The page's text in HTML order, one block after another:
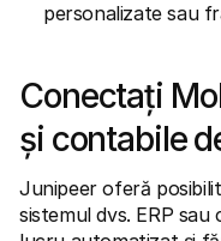
personalizate sau
Conectați
și contabile
Junipeer oferă
sistemul dvs. ERP